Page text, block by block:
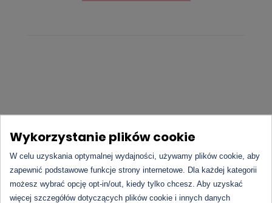
HypnôsemarkiLancôme, który przenosi Cię w
magiczny świat zmysłowych i hipnotyzujących
aromatów. Ten
odpowiednik
zapachu bursztynowo-
waniliowego doskonale odzwierciedla jego głębię i
Wykorzystanie plików cookie
W celu uzyskania optymalnej wydajności, używamy plików cookie, aby
zapewnić podstawowe funkcje strony internetowe. Dla każdej kategorii
możesz wybrać opcję opt-in/out, kiedy tylko chcesz. Aby uzyskać
więcej szczegółów dotyczących plików cookie i innych danych